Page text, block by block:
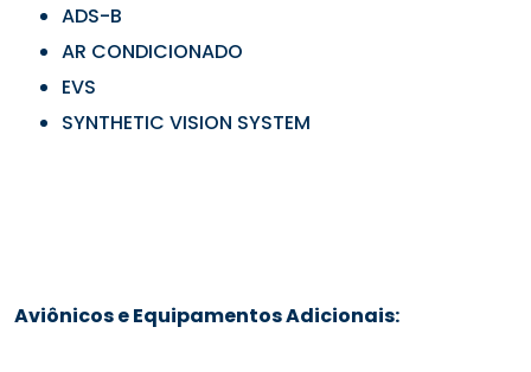
ADS-B
AR CONDICIONADO
EVS
SYNTHETIC VISION SYSTEM
Aviônicos e Equipamentos Adicionais: